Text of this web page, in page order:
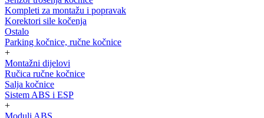
Kompleti za montažu i popravak
Korektori sile kočenja
Ostalo
Parking kočnice, ručne kočnice
+
Montažni dijelovi
Ručica ručne kočnice
Salja kočnice
Sistem ABS i ESP
+
Moduli ABS